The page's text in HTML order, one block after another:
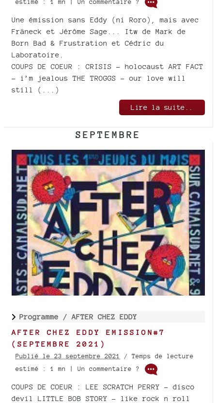
estimé : 1 mn | Un commentaire ?
Une émission sans Eddy (ni Roro), mais avec
Fräneck et Jérôme Sage... Itw de Mark de
Born Bad & Frustration et Cédric du
Laboratoire.
COUPS DE COEUR : CRISIS - holocaust ART FACT
- i’m jealous THE TROGGS - our love will
still (...)
Lire la suite..
SEPTEMBRE
Programme / AFTER CHEZ EDDY
AFTER CHEZ EDDY EMISSION#7
(SEPTEMBRE 2021)
Publié le 23 septembre 2021
/ Temps de lecture
estimé : 1 mn | Un commentaire ?
COUPS DE COEUR : LEE SCRATCH PERRY - disco
devil LITTLE BOB STORY - like rock n roll